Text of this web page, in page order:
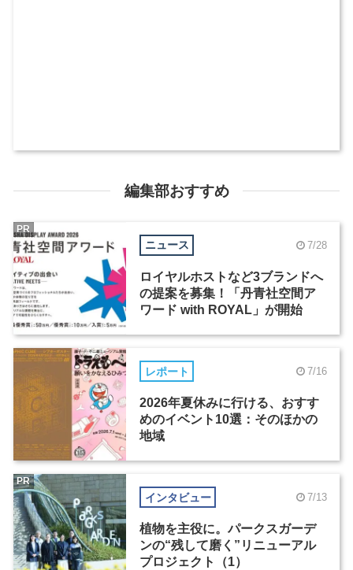
編集部おすすめ
ニュース 7/28
ロイヤルホストなど3ブランドへ
の提案を募集！「丹青社空間ア
ワード with ROYAL」が開始
PR
レポート 7/16
2026年夏休みに行ける、おすす
めのイベント10選：そのほかの
地域
インタビュー 7/13
植物を主役に。パークスガーデ
ンの“残して磨く”リニューアル
プロジェクト（1）
PR